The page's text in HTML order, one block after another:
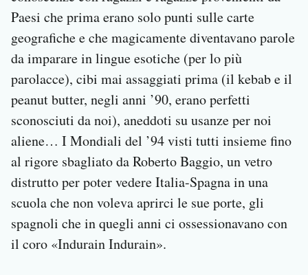
Paesi che prima erano solo punti sulle carte
geografiche e che magicamente diventavano parole
da imparare in lingue esotiche (per lo più
parolacce), cibi mai assaggiati prima (il kebab e il
peanut butter, negli anni ’90, erano perfetti
sconosciuti da noi), aneddoti su usanze per noi
aliene… I Mondiali del ’94 visti tutti insieme fino
al rigore sbagliato da Roberto Baggio, un vetro
distrutto per poter vedere Italia-Spagna in una
scuola che non voleva aprirci le sue porte, gli
spagnoli che in quegli anni ci ossessionavano con
il coro «Indurain Indurain».